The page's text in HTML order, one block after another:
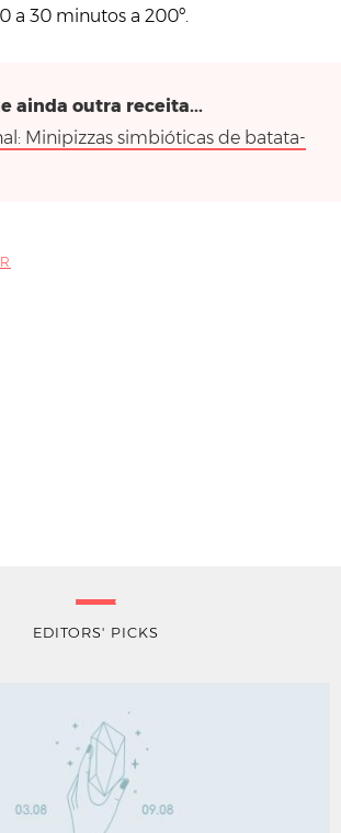
a 30 minutos a 200º.
ainda outra receita...
Minipizzas simbióticas de batata-
EDITORS' PICKS